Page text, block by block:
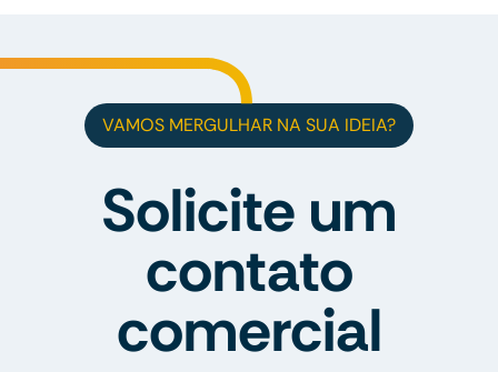
VAMOS MERGULHAR NA SUA IDEIA?
Solicite um
contato
comercial